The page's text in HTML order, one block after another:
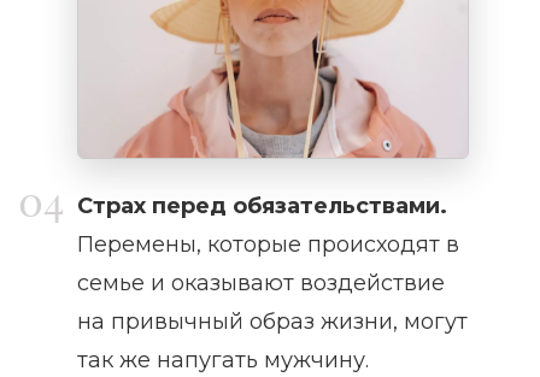
Страх перед обязательствами.
Перемены, которые происходят в
семье и оказывают воздействие
на привычный образ жизни, могут
так же напугать мужчину.